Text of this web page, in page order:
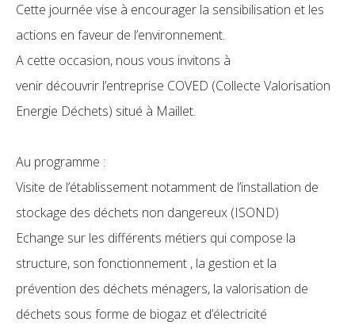
Cette journée vise à encourager la sensibilisation et les
actions en faveur de l’environnement.
A cette occasion, nous vous invitons à
venir découvrir l’entreprise COVED (Collecte Valorisation
Energie Déchets) situé à Maillet.
Au programme :
Visite de l’établissement notamment de l’installation de
stockage des déchets non dangereux (ISOND)
Echange sur les différents métiers qui compose la
structure, son fonctionnement , la gestion et la
prévention des déchets ménagers, la valorisation de
déchets sous forme de biogaz et d’électricité